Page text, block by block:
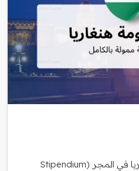
تُعد منحة منحة حكومة هنغاريا في المجر (Stipendium